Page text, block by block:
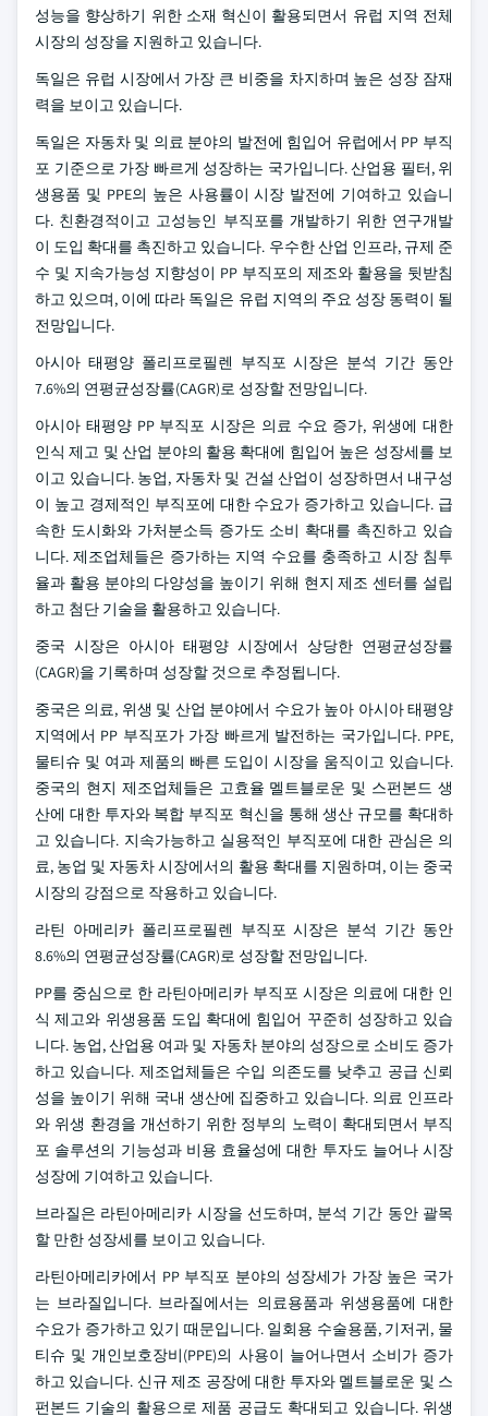
성능을 향상하기 위한 소재 혁신이 활용되면서 유럽 지역 전체
시장의 성장을 지원하고 있습니다.
독일은 유럽 시장에서 가장 큰 비중을 차지하며 높은 성장 잠재
력을 보이고 있습니다.
독일은 자동차 및 의료 분야의 발전에 힘입어 유럽에서 PP 부직
포 기준으로 가장 빠르게 성장하는 국가입니다. 산업용 필터, 위
생용품 및 PPE의 높은 사용률이 시장 발전에 기여하고 있습니
다. 친환경적이고 고성능인 부직포를 개발하기 위한 연구개발
이 도입 확대를 촉진하고 있습니다. 우수한 산업 인프라, 규제 준
수 및 지속가능성 지향성이 PP 부직포의 제조와 활용을 뒷받침
하고 있으며, 이에 따라 독일은 유럽 지역의 주요 성장 동력이 될
전망입니다.
아시아 태평양 폴리프로필렌 부직포 시장은 분석 기간 동안
7.6%의 연평균성장률(CAGR)로 성장할 전망입니다.
아시아 태평양 PP 부직포 시장은 의료 수요 증가, 위생에 대한
인식 제고 및 산업 분야의 활용 확대에 힘입어 높은 성장세를 보
이고 있습니다. 농업, 자동차 및 건설 산업이 성장하면서 내구성
이 높고 경제적인 부직포에 대한 수요가 증가하고 있습니다. 급
속한 도시화와 가처분소득 증가도 소비 확대를 촉진하고 있습
니다. 제조업체들은 증가하는 지역 수요를 충족하고 시장 침투
율과 활용 분야의 다양성을 높이기 위해 현지 제조 센터를 설립
하고 첨단 기술을 활용하고 있습니다.
중국 시장은 아시아 태평양 시장에서 상당한 연평균성장률
(CAGR)을 기록하며 성장할 것으로 추정됩니다.
중국은 의료, 위생 및 산업 분야에서 수요가 높아 아시아 태평양
지역에서 PP 부직포가 가장 빠르게 발전하는 국가입니다. PPE,
물티슈 및 여과 제품의 빠른 도입이 시장을 움직이고 있습니다.
중국의 현지 제조업체들은 고효율 멜트블로운 및 스펀본드 생
산에 대한 투자와 복합 부직포 혁신을 통해 생산 규모를 확대하
고 있습니다. 지속가능하고 실용적인 부직포에 대한 관심은 의
료, 농업 및 자동차 시장에서의 활용 확대를 지원하며, 이는 중국
시장의 강점으로 작용하고 있습니다.
라틴 아메리카 폴리프로필렌 부직포 시장은 분석 기간 동안
8.6%의 연평균성장률(CAGR)로 성장할 전망입니다.
PP를 중심으로 한 라틴아메리카 부직포 시장은 의료에 대한 인
식 제고와 위생용품 도입 확대에 힘입어 꾸준히 성장하고 있습
니다. 농업, 산업용 여과 및 자동차 분야의 성장으로 소비도 증가
하고 있습니다. 제조업체들은 수입 의존도를 낮추고 공급 신뢰
성을 높이기 위해 국내 생산에 집중하고 있습니다. 의료 인프라
와 위생 환경을 개선하기 위한 정부의 노력이 확대되면서 부직
포 솔루션의 기능성과 비용 효율성에 대한 투자도 늘어나 시장
성장에 기여하고 있습니다.
브라질은 라틴아메리카 시장을 선도하며, 분석 기간 동안 괄목
할 만한 성장세를 보이고 있습니다.
라틴아메리카에서 PP 부직포 분야의 성장세가 가장 높은 국가
는 브라질입니다. 브라질에서는 의료용품과 위생용품에 대한
수요가 증가하고 있기 때문입니다. 일회용 수술용품, 기저귀, 물
티슈 및 개인보호장비(PPE)의 사용이 늘어나면서 소비가 증가
하고 있습니다. 신규 제조 공장에 대한 투자와 멜트블로운 및 스
펀본드 기술의 활용으로 제품 공급도 확대되고 있습니다. 위생